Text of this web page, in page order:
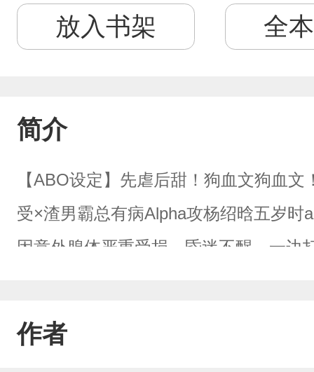
放入书架 全
简介
【ABO设定】先虐后甜！狗血文狗血
受×渣男霸总有病Alpha攻杨绍晗五岁
因意外腺体严重受损，昏迷不醒，一边
作者